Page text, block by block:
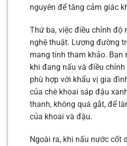
nguyên để tăng cảm giác
Thứ ba, việc điều chỉnh độ
nghệ thuật. Lượng đường
mang tính tham khảo. Bạn
khi đang nấu và điều
phù hợp với khẩu vị gia
của chè khoai sáp đậu
thanh, không quá gắt, để
của khoai và đậu.
Ngoài ra, khi nấu nước cốt